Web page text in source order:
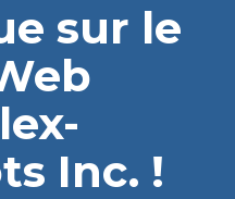
sur le
Inc. !